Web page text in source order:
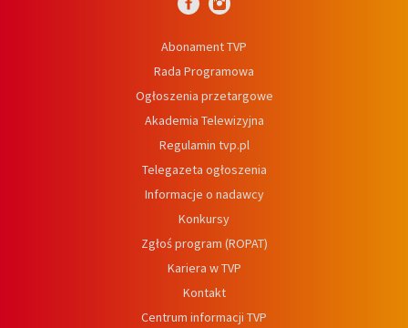
Abonament TVP
Rada Programowa
Ogłoszenia przetargowe
Akademia Telewizyjna
Regulamin tvp.pl
Telegazeta ogłoszenia
Informacje o nadawcy
Konkursy
Zgłoś program (ROPAT)
Kariera w TVP
Kontakt
Centrum informacji TVP